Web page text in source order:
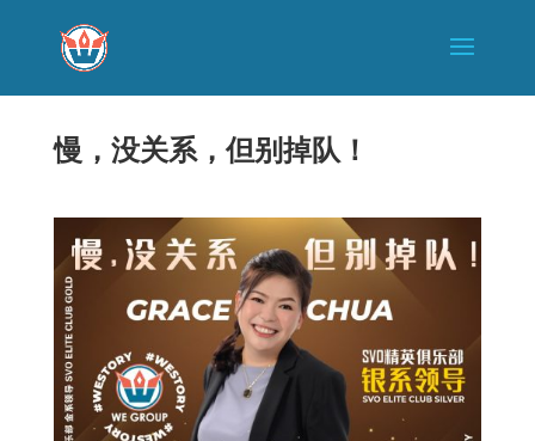
慢，没关系，但别掉队！